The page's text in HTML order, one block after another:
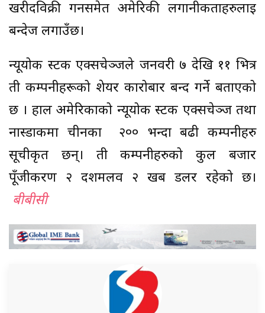
खरीदविक्री गर्नसमेत अमेरिकी लगानीकर्ताहरुलाई
बन्देज लगाउँछ।
न्यूयोर्क स्टक एक्सचेञ्जले जनवरी ७ देखि ११ भित्र
ती कम्पनीहरूको शेयर कारोबार बन्द गर्ने बताएको
छ । हाल अमेरिकाको न्यूयोर्क स्टक एक्सचेञ्ज तथा
नास्डाकमा चीनका २०० भन्दा बढी कम्पनीहरु
सूचीकृत छन्। ती कम्पनीहरुको कुल बजार
पूँजीकरण २ दशमलव २ खर्ब डलर रहेको छ।
बीबीसी